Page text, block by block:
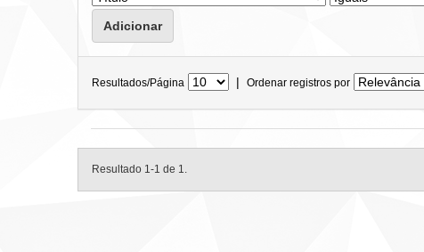
Resultados/Página | Ordenar registros por
Resultado 1-1 de 1.